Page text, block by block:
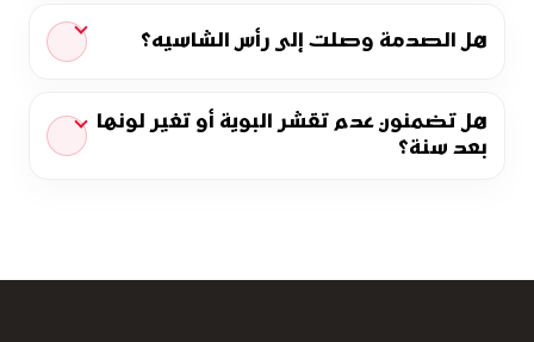
هل الصدمة وصلت إلى رأس الشاسيه؟
هل تضمنون عدم تقشر البوية أو تغير لونها
بعد سنة؟